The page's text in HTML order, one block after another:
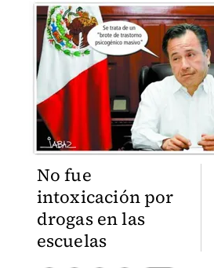
No fue
intoxicación por
drogas en las
escuelas